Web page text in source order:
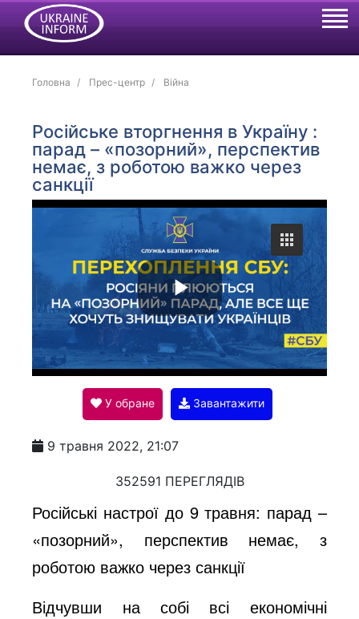
Головна Прес-центр Війна
Російське вторгнення в Україну :
парад – «позорний», перспектив
немає, з роботою важко через
санкції
P
l
a
y
V
i
У обране Завантажити
9 травня 2022, 21:07
352591 ПЕРЕГЛЯДІВ
Російські настрої до 9 травня: парад –
«позорний», перспектив немає, з
роботою важко через санкції
Відчувши на собі всі економічні